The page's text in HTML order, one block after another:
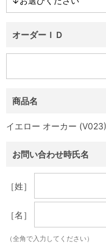
オーダーＩＤ
商品名
イエロー オーカー
お問い合わせ時氏名
［姓］
［名］
（全角で入力してください）